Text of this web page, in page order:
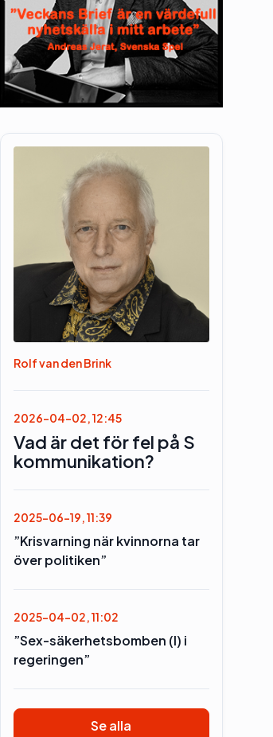
Rolf van den Brink
2026-04-02, 12:45
Vad är det för fel på S
kommunikation?
2025-06-19, 11:39
”Krisvarning när kvinnorna tar
över politiken”
2025-04-02, 11:02
”Sex-säkerhetsbomben (l) i
regeringen”
Se alla